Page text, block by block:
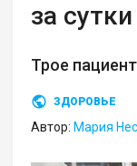
за сутки
Трое
ЗДОРОВЬЕ
Автор: Мария